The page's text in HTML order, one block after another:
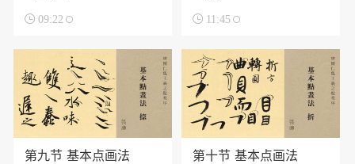
 09:22  11:45
第九节 基本点画法
第十节 基本点画法